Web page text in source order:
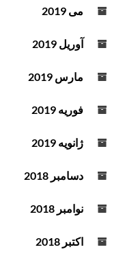
می 2019
آوریل 2019
مارس 2019
فوریه 2019
ژانویه 2019
دسامبر 2018
نوامبر 2018
اکتبر 2018